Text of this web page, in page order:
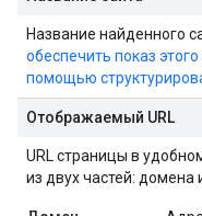
Название найденного
обеспечить показ
помощью
Отображаемый URL
URL страницы в
из двух частей: домена